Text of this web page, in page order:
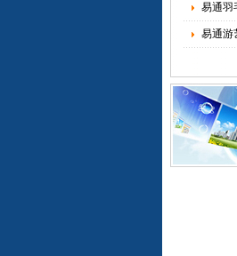
易通羽
易通游